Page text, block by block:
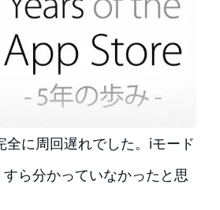
全に周回遅れでした。iモード
ら分かっていなかったと思